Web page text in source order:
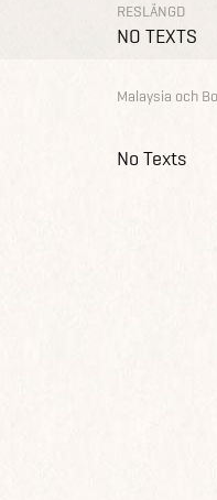
RESLÄNGD
NO TEXTS
Malaysia och
No Texts